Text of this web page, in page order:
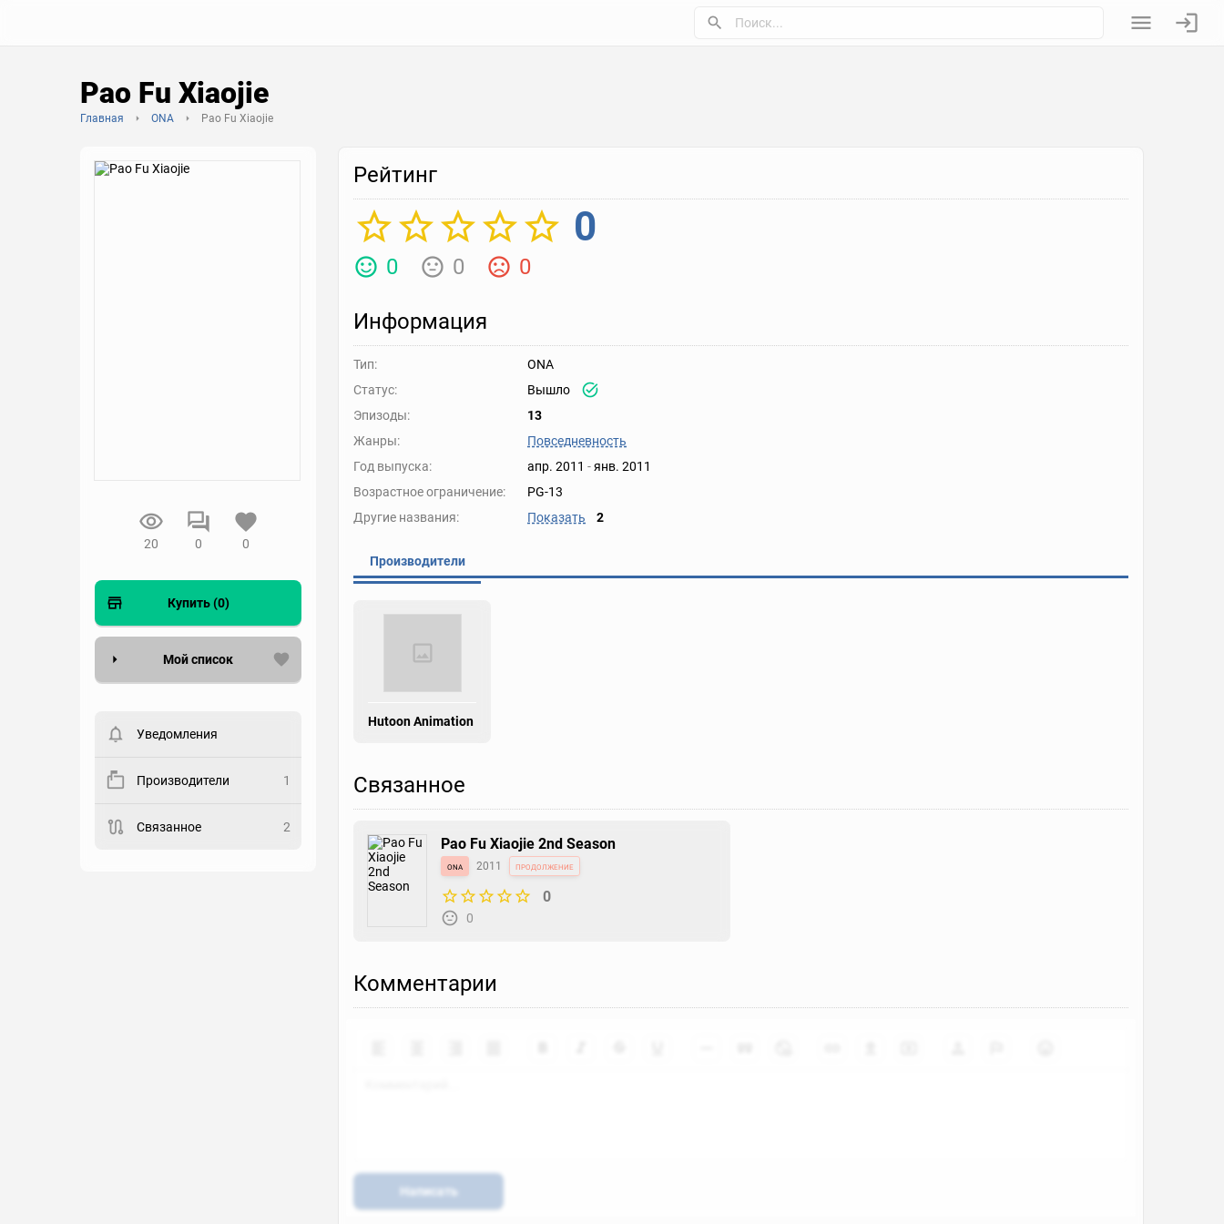
Pao Fu Xiaojie
Главная ONA Pao Fu Xiaojie
20 0 0
Купить (0)
Мой список
пользователи. Хотите
Статус
Закладка
Уведомления
Производители 1
Связанное 2
Рейтинг
0
0 0 0
Информация
Тип:
ONA
Статус:
Вышло
Эпизоды:
13
Жанры:
Повседневность
Год выпуска:
апр. 2011 -янв. 2011
Возрастное ограничение:
PG-13
Другие названия:
Показать 2
Производители
Hutoon Animation
Связанное
Pao Fu Xiaojie 2nd Season
ona 2011 продолжение
0
0
Комментарии
Написать